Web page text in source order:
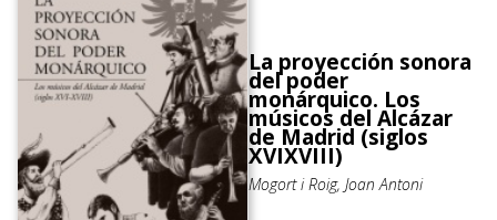
La proyección sonora
del poder
monárquico. Los
músicos del Alcázar
de Madrid (siglos
XVIXVIII)
Mogort i Roig, Joan Antoni